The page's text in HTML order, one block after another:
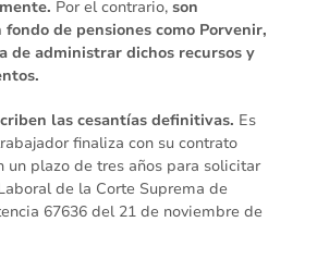
Por el contrario, son
de pensiones como Porvenir,
de administrar dichos recursos y
las cesantías definitivas. Es
finaliza con su contrato
un plazo de tres años para solicitar
de la Corte Suprema de
67636 del 21 de noviembre de